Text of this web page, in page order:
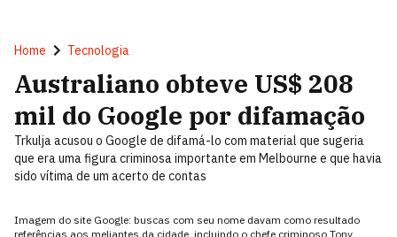
Home Tecnologia
Australiano obteve US$ 208
mil do Google por difamação
Trkulja acusou o Google de difamá-lo com material que sugeria
que era uma figura criminosa importante em Melbourne e que havia
sido vítima de um acerto de contas
Imagem do site Google: buscas com seu nome davam como resultado
referências aos meliantes da cidade, incluindo o chefe criminoso Tony